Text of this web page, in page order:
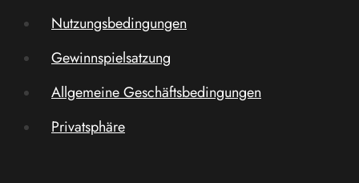
Nutzungsbedingungen
Gewinnspielsatzung
Allgemeine Geschäftsbedingungen
Privatsphäre